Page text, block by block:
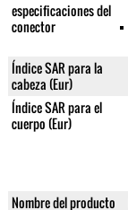
especificaciones del
conector
Índice SAR para la
cabeza (Eur)
Índice SAR para el
cuerpo (Eur)
Nombre del producto